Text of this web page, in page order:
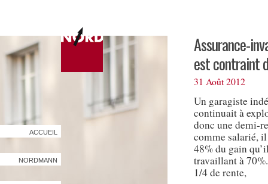
ACCUEIL
NORDMANN
Assurance-
est contraint
31 Août 2012
Un garagiste
continuait à
donc une demi-
comme salarié,
48% du gain
travaillant à
1/4 de rente,